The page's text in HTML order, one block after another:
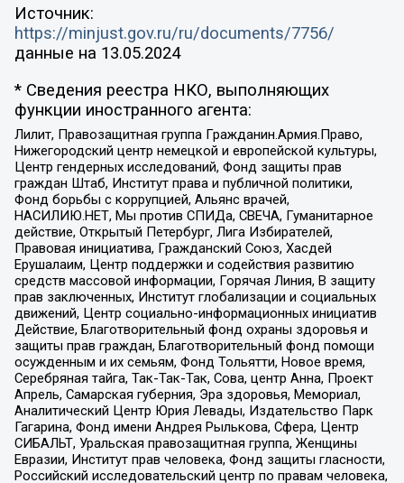
Источник:
https://minjust.gov.ru/ru/documents/7756/
данные на 13.05.2024
* Сведения реестра НКО, выполняющих
функции иностранного агента:
Лилит, Правозащитная группа Гражданин.Армия.Право,
Нижегородский центр немецкой и европейской культуры,
Центр гендерных исследований, Фонд защиты прав
граждан Штаб, Институт права и публичной политики,
Фонд борьбы с коррупцией, Альянс врачей,
НАСИЛИЮ.НЕТ, Мы против СПИДа, СВЕЧА, Гуманитарное
действие, Открытый Петербург, Лига Избирателей,
Правовая инициатива, Гражданский Союз, Хасдей
Ерушалаим, Центр поддержки и содействия развитию
средств массовой информации, Горячая Линия, В защиту
прав заключенных, Институт глобализации и социальных
движений, Центр социально-информационных инициатив
Действие, Благотворительный фонд охраны здоровья и
защиты прав граждан, Благотворительный фонд помощи
осужденным и их семьям, Фонд Тольятти, Новое время,
Серебряная тайга, Так-Так-Так, Сова, центр Анна, Проект
Апрель, Самарская губерния, Эра здоровья, Мемориал,
Аналитический Центр Юрия Левады, Издательство Парк
Гагарина, Фонд имени Андрея Рылькова, Сфера, Центр
СИБАЛЬТ, Уральская правозащитная группа, Женщины
Евразии, Институт прав человека, Фонд защиты гласности,
Российский исследовательский центр по правам человека,